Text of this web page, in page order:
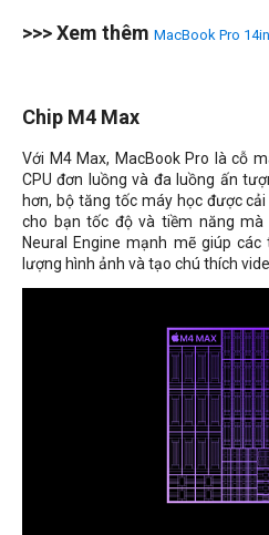
>>> Xem thêm MacBook Pro
Chip M4 Max
Với M4 Max, MacBook Pro là cỗ
CPU đơn luồng và đa luồng ấn
hơn, bộ tăng tốc máy học được
cho bạn tốc độ và tiềm năng
Neural Engine mạnh mẽ giúp
lượng hình ảnh và tạo chú thích